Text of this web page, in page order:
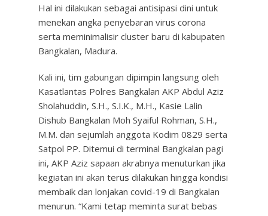
Hal ini dilakukan sebagai antisipasi dini untuk
menekan angka penyebaran virus corona
serta meminimalisir cluster baru di kabupaten
Bangkalan, Madura.
Kali ini, tim gabungan dipimpin langsung oleh
Kasatlantas Polres Bangkalan AKP Abdul Aziz
Sholahuddin, S.H., S.I.K., M.H., Kasie Lalin
Dishub Bangkalan Moh Syaiful Rohman, S.H.,
M.M. dan sejumlah anggota Kodim 0829 serta
Satpol PP. Ditemui di terminal Bangkalan pagi
ini, AKP Aziz sapaan akrabnya menuturkan jika
kegiatan ini akan terus dilakukan hingga kondisi
membaik dan lonjakan covid-19 di Bangkalan
menurun. “Kami tetap meminta surat bebas